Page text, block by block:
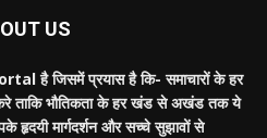
US
है जिसमें प्रयास है कि- समाचारों के हर
करे ताकि भौतिकता के हर खंड से अखंड तक ये
मार्गदर्शन और सच्चे सुझावों से